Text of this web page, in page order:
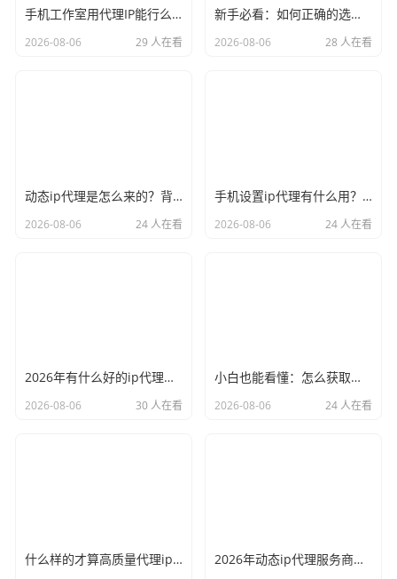
手机工作室用代理IP能行么？过来人的经验告诉你答案
2026-08-06 29 人在看
新手必看：如何正确的选择代理ip软件，别再交智商税了
2026-08-06 28 人在看
动态ip代理是怎么来的？背后的原理比你想象的精彩
2026-08-06 24 人在看
手机设置ip代理有什么用？不只是改定位那么简单
2026-08-06 24 人在看
2026年有什么好的ip代理软件？亲测后我只推荐这几个
2026-08-06 30 人在看
小白也能看懂：怎么获取代理ip和端口号，一步步教会你
2026-08-06 24 人在看
什么样的才算高质量代理ip？资深玩家总结了三个硬指标 2026年动态ip代理服务商有哪些？这份清单建议收藏